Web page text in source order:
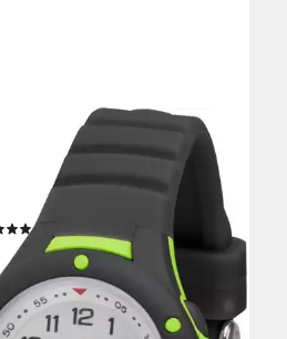
XB-17-1, Armbanduhr,
bis 10
Geschenkidee
(1)
€
- in 2-3 Werktagen bei dir